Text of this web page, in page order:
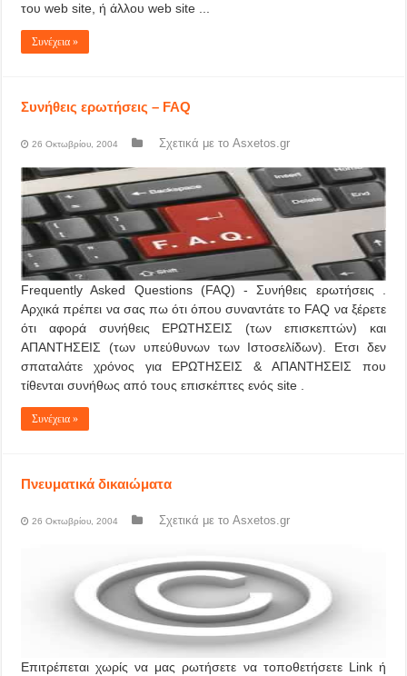
του web site, ή άλλου web site ...
Συνέχεια »
Συνήθεις ερωτήσεις – FAQ
26 Οκτωβρίου, 2004 Σχετικά με το Asxetos.gr
Frequently Asked Questions (FAQ) - Συνήθεις ερωτήσεις .
Αρχικά πρέπει να σας πω ότι όπου συναντάτε το FAQ να ξέρετε
ότι αφορά συνήθεις ΕΡΩΤΗΣΕΙΣ (των επισκεπτών) και
ΑΠΑΝΤΗΣΕΙΣ (των υπεύθυνων των Ιστοσελίδων).
Ετσι δεν
σπαταλάτε χρόνος για ΕΡΩΤΗΣΕΙΣ & ΑΠΑΝΤΗΣΕΙΣ που
τίθενται συνήθως από τους επισκέπτες ενός site .
Συνέχεια »
Πνευματικά δικαιώματα
26 Οκτωβρίου, 2004 Σχετικά με το Asxetos.gr
Επιτρέπεται χωρίς να μας ρωτήσετε να τοποθετήσετε Link ή